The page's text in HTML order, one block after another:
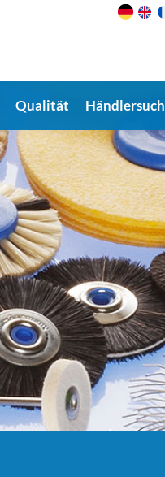
Qualität